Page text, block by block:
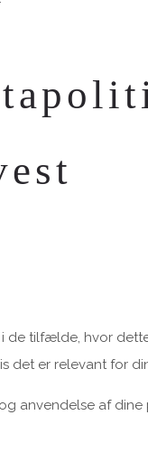
de tilfælde, hvor
det er relevant for
anvendelse af